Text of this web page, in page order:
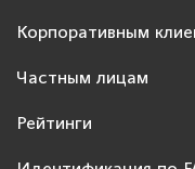
Корпоративным
Частным лицам
Рейтинги